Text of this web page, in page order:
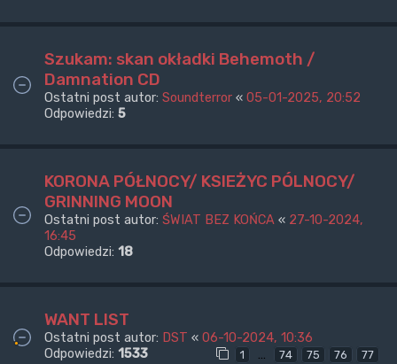
Szukam: skan okładki Behemoth /
Damnation CD
Ostatni post autor: Soundterror « 05-01-2025, 20:52
Odpowiedzi: 5
KORONA PÓŁNOCY/ KSIEŻYC PÓLNOCY/
GRINNING MOON
Ostatni post autor: ŚWIAT BEZ KOŃCA « 27-10-2024,
16:45
Odpowiedzi: 18
WANT LIST
Ostatni post autor: DST « 06-10-2024, 10:36
Odpowiedzi: 1533 1 … 74 75 76 77